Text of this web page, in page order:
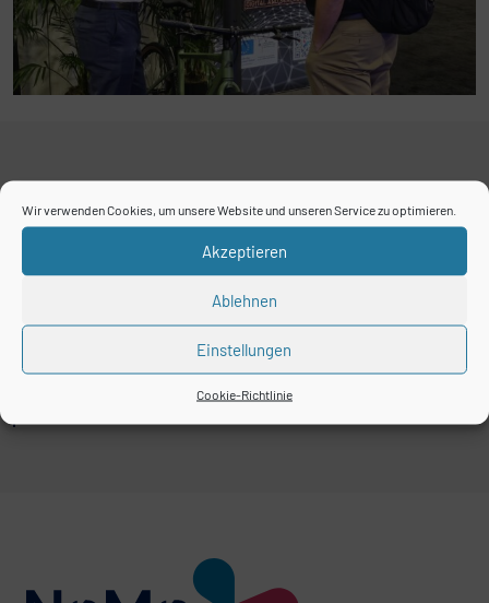
Wir verwenden Cookies, um unsere Website und unseren Service zu optimieren.
Akzeptieren
Ablehnen
Einstellungen
Cookie-Richtlinie
Unsere Mitglieder